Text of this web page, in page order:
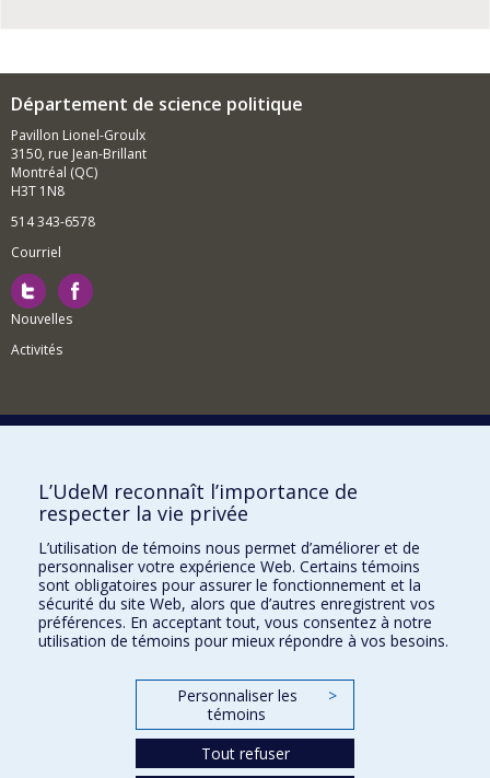
Département de science politique
Pavillon Lionel-Groulx
3150, rue Jean-Brillant
Montréal (QC)
H3T 1N8
514 343-6578
Courriel
Nouvelles
Activités
Comment soutenir le Département?
BESOIN D'AIDE?
Plan du site
Signaler une erreur
Accessibilité
FACULTÉ DES ARTS ET DES SCIENCES
Nos départements et écoles
L’UdeM reconnaît l’importance de
respecter la vie privée
L’utilisation de témoins nous permet d’améliorer et de
personnaliser votre expérience Web. Certains témoins
sont obligatoires pour assurer le fonctionnement et la
sécurité du site Web, alors que d’autres enregistrent vos
préférences. En acceptant tout, vous consentez à notre
utilisation de témoins pour mieux répondre à vos besoins.
Personnaliser les
témoins
>
Tout refuser